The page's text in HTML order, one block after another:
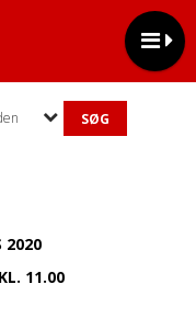
2020
KL. 11.00